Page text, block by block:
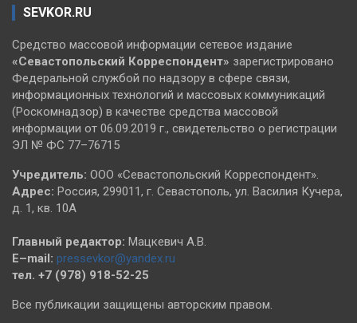
SEVKOR.RU
Средство массовой информации сетевое издание
«Севастопольский Корреспондент» зарегистрировано
Федеральной службой по надзору в сфере связи,
информационных технологий и массовых коммуникаций
(Роскомнадзор) в качестве средства массовой
информации от 06.09.2019 г., свидетельство о регистрации
ЭЛ № ФС 77–76715
Учредитель: ООО «Севастопольский Корреспондент».
Адрес: Россия, 299011, г. Севастополь, ул. Василия Кучера,
д. 1, кв. 10А
Главный редактор: Мацкевич А.В.
E–mail: pressevkor@yandex.ru
тел. +7 (978) 918-52-25
Все публикации защищены авторским правом.